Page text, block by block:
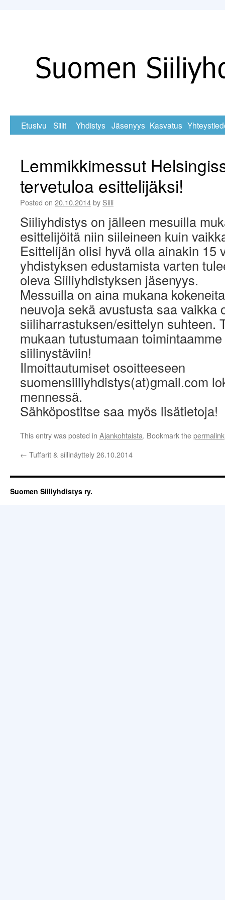
Skip
content
Etusivu Siilit Yhdistys Jäsenyys Kasvatus
Lemmikkimessut
tervetuloa esittelijäksi!
Posted on 20.10.2014by Siili
Siiliyhdistys on jälleen mesuilla
esittelijöitä niin siileineen kuin
Esittelijän olisi hyvä olla ainakin 15
yhdistyksen edustamista varten
oleva Siiliyhdistyksen jäsenyys.
Messuilla on aina mukana
neuvoja sekä avustusta saa vaikka
siiliharrastuksen/esittelyn suhteen.
mukaan tutustumaan
siilinystäviin!
Ilmoittautumiset osoitteeseen
suomensiiliyhdistys(at)gmail.com
mennessä.
Sähköpostitse saa myös lisätietoja!
This entry was posted in Ajankohtaista. Bookmark thepermalink
← Tuffarit & siilinäyttely 26.10.2014
Suomen Siiliyhdistys ry.